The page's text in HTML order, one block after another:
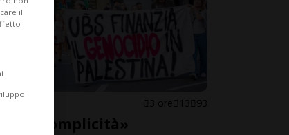
3 ore 13 93
complicità»
il